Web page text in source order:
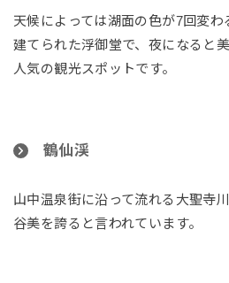
天候によっては湖面の色が7回変
建てられた浮御堂で、夜になると
人気の観光スポットです。
鶴仙渓
山中温泉街に沿って流れる大聖寺
谷美を誇ると言われています。